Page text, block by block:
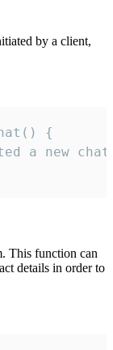
by a client,
{
a new
This function can
details in order to